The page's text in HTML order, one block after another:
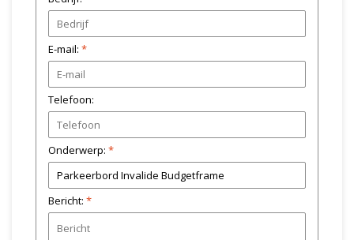
E-mail: *
Telefoon:
Onderwerp: *
Bericht: *